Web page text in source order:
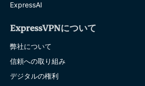
ExpressAI
ExpressVPNについて
弊社について
信頼への取り組み
デジタルの権利